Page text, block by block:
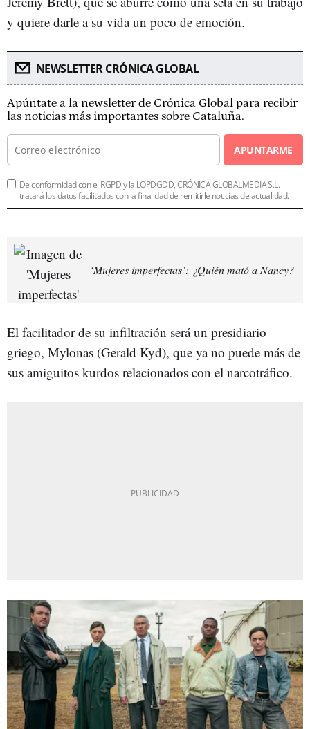
y quiere darle a su vida un poco de emoción.
NEWSLETTER CRÓNICA GLOBAL
Apúntate a la newsletter de Crónica Global para recibir
las noticias más importantes sobre Cataluña.
APUNTARME
De conformidad con el RGPD y la LOPDGDD, CRÓNICA GLOBALMEDIA S.L.
tratará los datos facilitados con la finalidad de remitirle noticias de actualidad.
‘Mujeres imperfectas’: ¿Quién mató a Nancy?
El facilitador de su infiltración será un presidiario
griego, Mylonas (Gerald Kyd), que ya no puede más de
sus amiguitos kurdos relacionados con el narcotráfico.